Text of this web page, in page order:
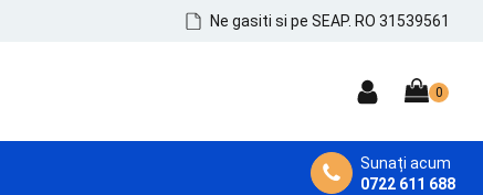
Ne gasiti si pe SEAP. RO 31539561
Sunați acum
0722 611 688